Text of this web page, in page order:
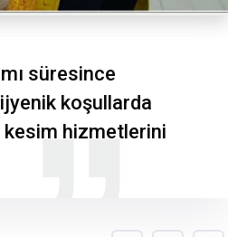
süresince
koşullarda
kesim hizmetlerini